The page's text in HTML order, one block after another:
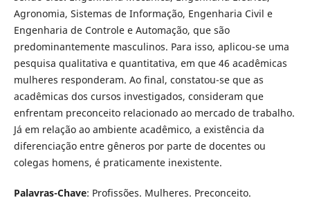
Agronomia, Sistemas de Informação, Engenharia Civil e
Engenharia de Controle e Automação, que são
predominantemente masculinos. Para isso, aplicou-se uma
pesquisa qualitativa e quantitativa, em que 46 acadêmicas
mulheres responderam. Ao final, constatou-se que as
acadêmicas dos cursos investigados, consideram que
enfrentam preconceito relacionado ao mercado de trabalho.
Já em relação ao ambiente acadêmico, a existência da
diferenciação entre gêneros por parte de docentes ou
colegas homens, é praticamente inexistente.
Palavras-Chave: Profissões. Mulheres. Preconceito.